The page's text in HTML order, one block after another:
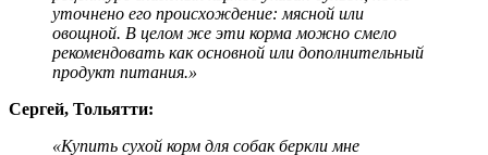
уточнено его происхождение: мясной или
овощной. В целом же эти корма можно смело
рекомендовать как основной или дополнительный
продукт питания.»
Сергей, Тольятти:
«Купить сухой корм для собак беркли мне